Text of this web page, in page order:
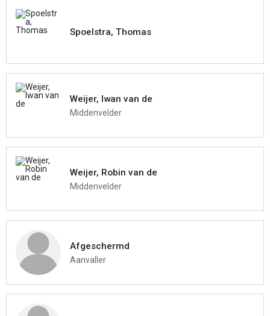
Spoelstra, Thomas
Weijer, Iwan van de
Middenvelder
Weijer, Robin van de
Middenvelder
Afgeschermd
Aanvaller